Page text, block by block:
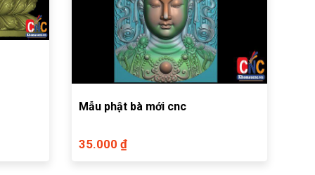
Mẫu phật bà mới cnc
35.000 ₫